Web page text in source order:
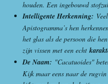
houden. Een ingebouwd
Intelligente Herkenning:
Apistogramma’s hen
het glas als de persoon die
zijn vissen met een echt
De Naam: "Cacatuoides"
Kijk maar eens naar de